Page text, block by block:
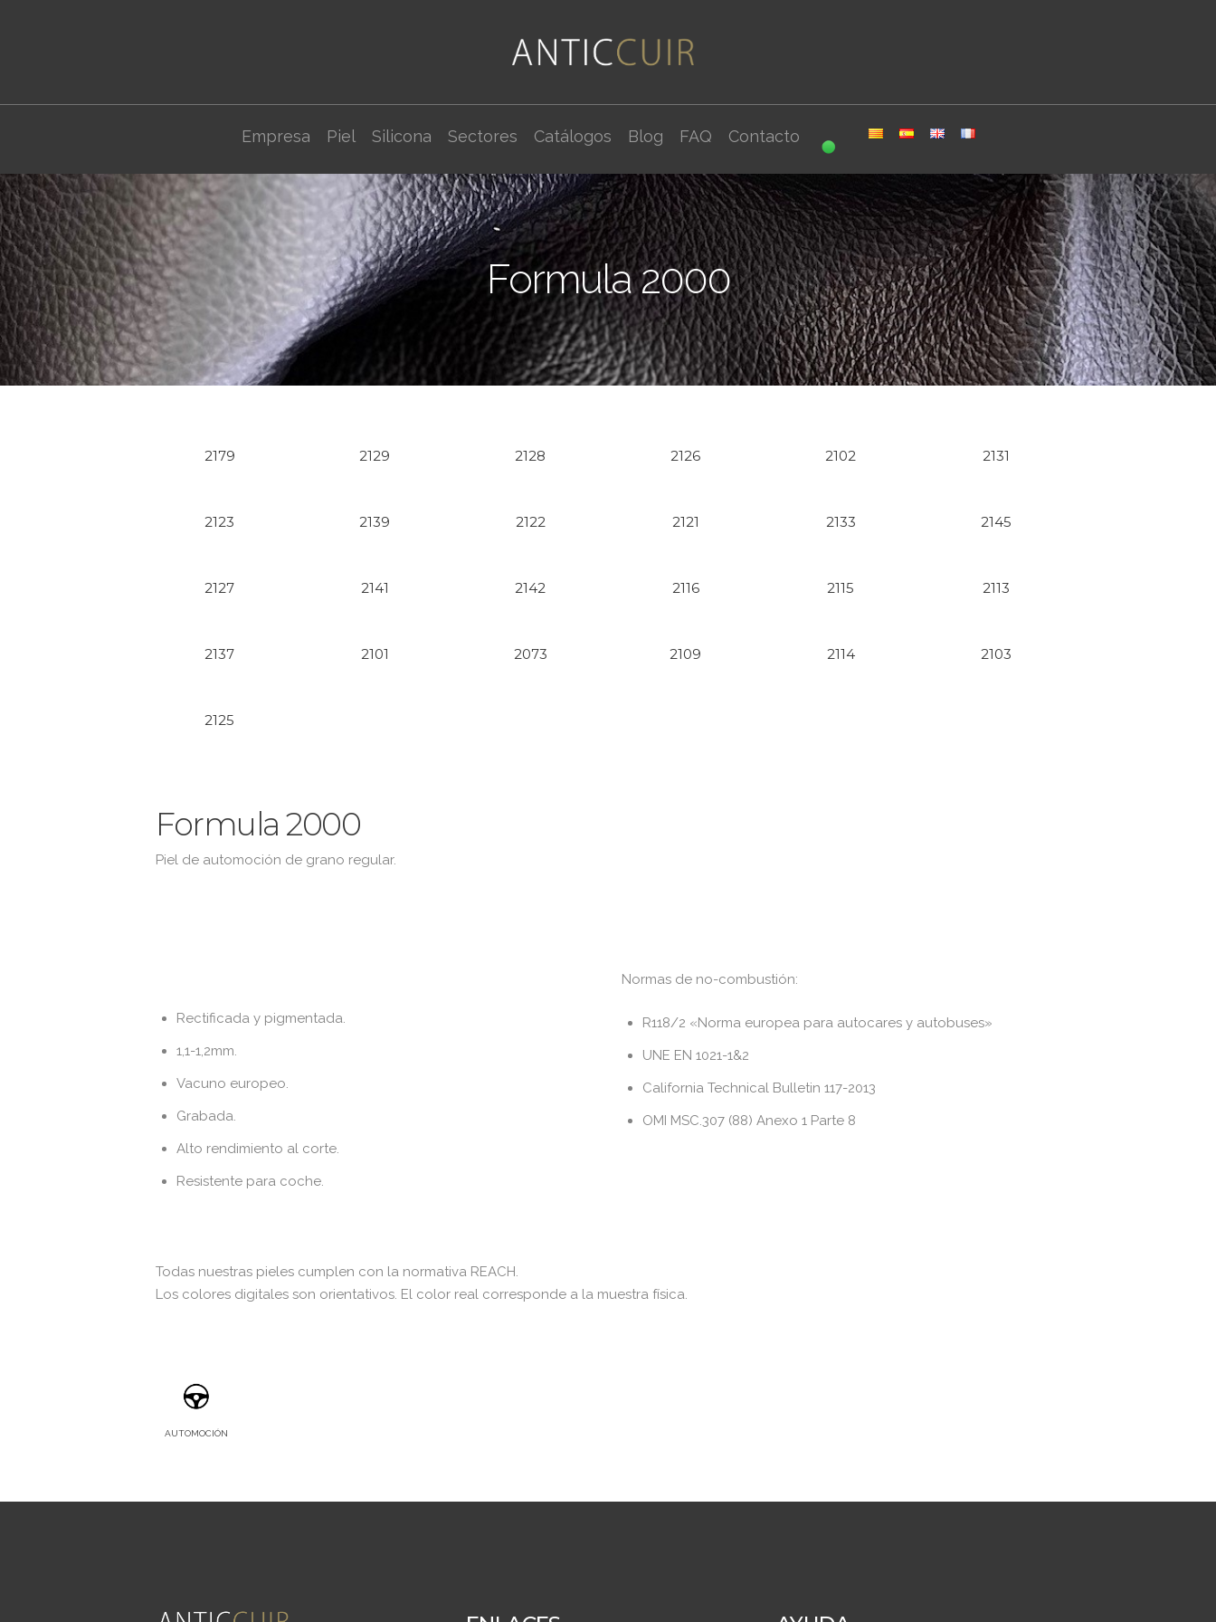
Empresa Piel Silicona Sectores Catálogos Blog FAQ Contacto
Formula 2000
2179 2129 2128 2126 2102 2131
2123 2139 2122 2121 2133 2145
2127 2141 2142 2116 2115 2113
2137 2101 2073 2109 2114 2103
2125
Formula 2000
Piel de automoción de grano regular.
Rectificada y pigmentada.
1,1-1,2mm.
Vacuno europeo.
Grabada.
Alto rendimiento al corte.
Resistente para coche.
Normas de no-combustión:
R118/2 «Norma europea para autocares y autobuses»
UNE EN 1021-1&2
California Technical Bulletin 117-2013
OMI MSC.307 (88) Anexo 1 Parte 8
Todas nuestras pieles cumplen con la normativa REACH.
Los colores digitales son orientativos. El color real corresponde a la muestra física.
AUTOMOCIÓN